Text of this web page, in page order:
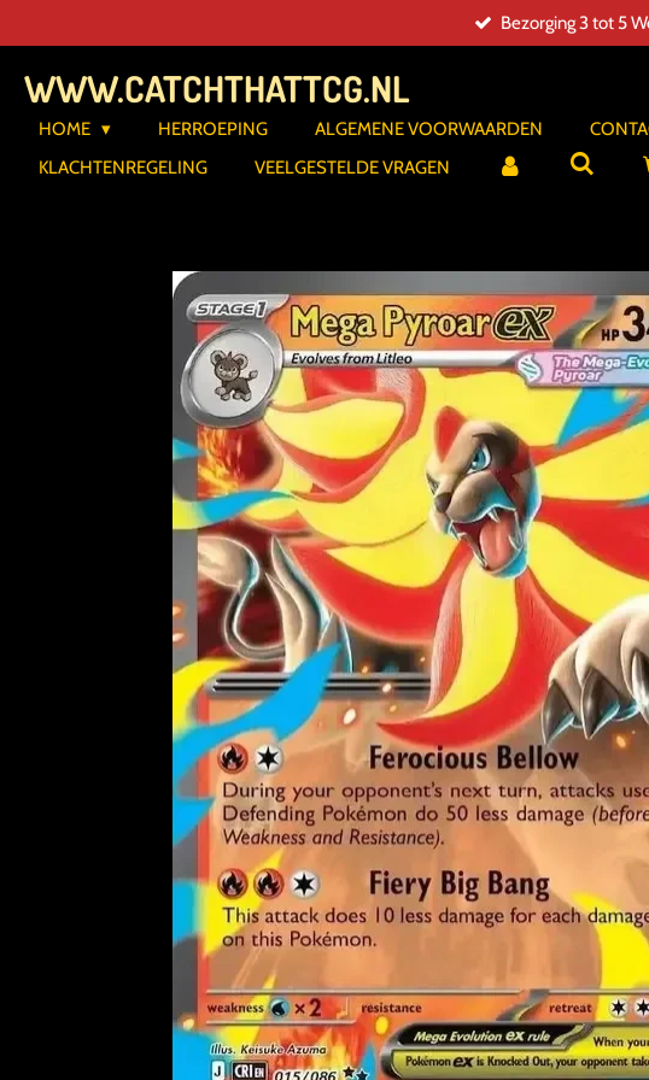
direct
naar
de
hoofdinhoud
Bezorging 3 tot 5
WWW.CATCHTHATTCG.NL
HOME HERROEPING ALGEMENE VOORWAARDEN
KLACHTENREGELING
VEELGESTELDE VRAGEN